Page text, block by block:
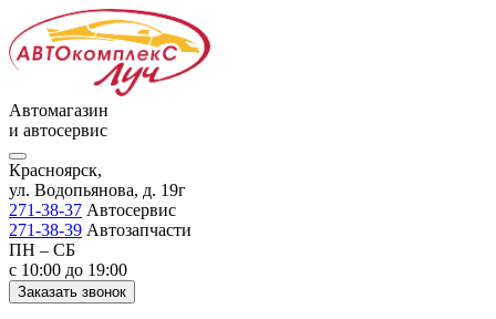
Автомагазин
и автосервис
Красноярск,
ул. Водопьянова, д. 19г
271-38-37 Автосервис
271-38-39 Автозапчасти
ПН – СБ
с 10:00 до 19:00
Заказать звонок